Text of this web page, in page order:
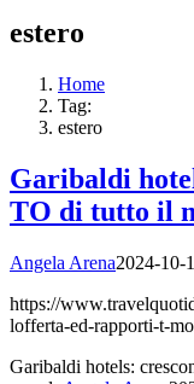
estero
Home
Tag:
estero
Garibaldi
TO di tutto il
Angela Arena2024-10-
https://
lofferta-ed-rapporti-t-
Garibaldi hotels: